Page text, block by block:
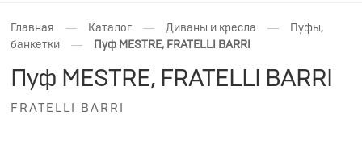
Главная — Каталог — Диваны и кресла —
Пуфы,
банкетки
— Пуф MESTRE, FRATELLI BARRI
Пуф MESTRE, FRATELLI BARRI
FRATELLI BARRI